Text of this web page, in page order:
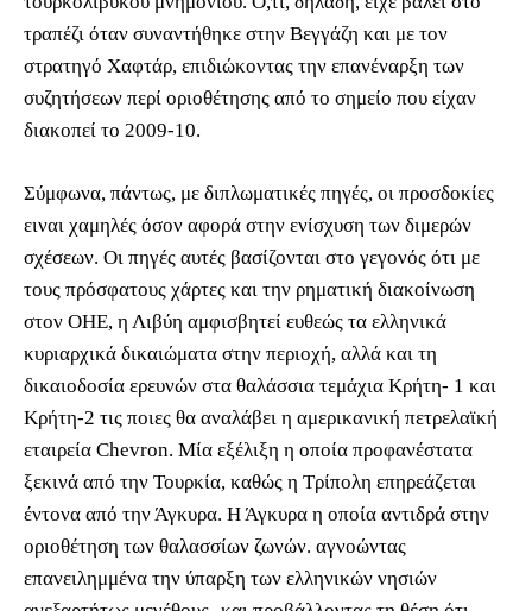
τραπέζι όταν συναντήθηκε στην Βεγγάζη και με τον
στρατηγό Χαφτάρ, επιδιώκοντας την επανέναρξη των
συζητήσεων περί οριοθέτησης από το σημείο που είχαν
διακοπεί το 2009-10.
Σύμφωνα, πάντως, με διπλωματικές πηγές, οι προσδοκίες
ειναι χαμηλές όσον αφορά στην ενίσχυση των διμερών
σχέσεων. Οι πηγές αυτές βασίζονται στο γεγονός ότι με
τους πρόσφατους χάρτες και την ρηματική διακοίνωση
στον ΟΗΕ, η Λιβύη αμφισβητεί ευθεώς τα ελληνικά
κυριαρχικά δικαιώματα στην περιοχή, αλλά και τη
δικαιοδοσία ερευνών στα θαλάσσια τεμάχια Κρήτη- 1 και
Κρήτη-2 τις ποιες θα αναλάβει η αμερικανική πετρελαϊκή
εταιρεία Chevron. Μία εξέλιξη η οποία προφανέστατα
ξεκινά από την Τουρκία, καθώς η Τρίπολη επηρεάζεται
έντονα από την Άγκυρα. Η Άγκυρα η οποία αντιδρά στην
οριοθέτηση των θαλασσίων ζωνών. αγνοώντας
επανειλημμένα την ύπαρξη των ελληνικών νησιών